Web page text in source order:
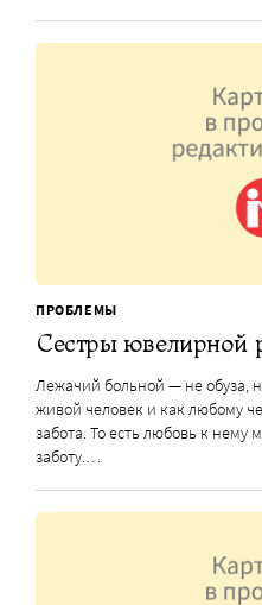
ПРОБЛЕМЫ
Сестры ювелирной
Лежачий больной — не обуза,
живой человек и как любому
забота. То есть любовь к
заботу.…